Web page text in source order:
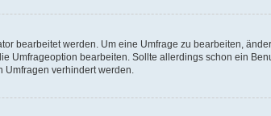
bearbeitet werden. Um eine Umfrage zu bearbeiten,
bearbeiten. Sollte allerdings schon ein
verhindert werden.